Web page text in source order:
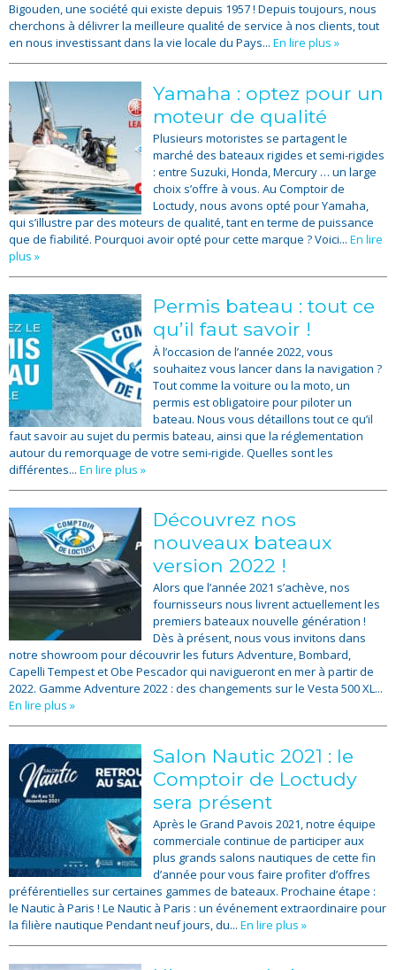
Bigouden, une société qui existe depuis 1957 ! Depuis toujours, nous
cherchons à délivrer la meilleure qualité de service à nos clients, tout
en nous investissant dans la vie locale du Pays... En lire plus »
Yamaha : optez pour un
moteur de qualité
Plusieurs motoristes se partagent le
marché des bateaux rigides et semi-rigides
: entre Suzuki, Honda, Mercury … un large
choix s’offre à vous. Au Comptoir de
Loctudy, nous avons opté pour Yamaha,
qui s’illustre par des moteurs de qualité, tant en terme de puissance
que de fiabilité. Pourquoi avoir opté pour cette marque ? Voici... En lire
plus »
Permis bateau : tout ce
qu’il faut savoir !
À l’occasion de l’année 2022, vous
souhaitez vous lancer dans la navigation ?
Tout comme la voiture ou la moto, un
permis est obligatoire pour piloter un
bateau. Nous vous détaillons tout ce qu’il
faut savoir au sujet du permis bateau, ainsi que la réglementation
autour du remorquage de votre semi-rigide. Quelles sont les
différentes... En lire plus »
Découvrez nos
nouveaux bateaux
version 2022 !
Alors que l’année 2021 s’achève, nos
fournisseurs nous livrent actuellement les
premiers bateaux nouvelle génération !
Dès à présent, nous vous invitons dans
notre showroom pour découvrir les futurs Adventure, Bombard,
Capelli Tempest et Obe Pescador qui navigueront en mer à partir de
2022. Gamme Adventure 2022 : des changements sur le Vesta 500 XL...
En lire plus »
Salon Nautic 2021 : le
Comptoir de Loctudy
sera présent
Après le Grand Pavois 2021, notre équipe
commerciale continue de participer aux
plus grands salons nautiques de cette fin
d’année pour vous faire profiter d’offres
préférentielles sur certaines gammes de bateaux. Prochaine étape :
le Nautic à Paris ! Le Nautic à Paris : un événement extraordinaire pour
la filière nautique Pendant neuf jours, du... En lire plus »